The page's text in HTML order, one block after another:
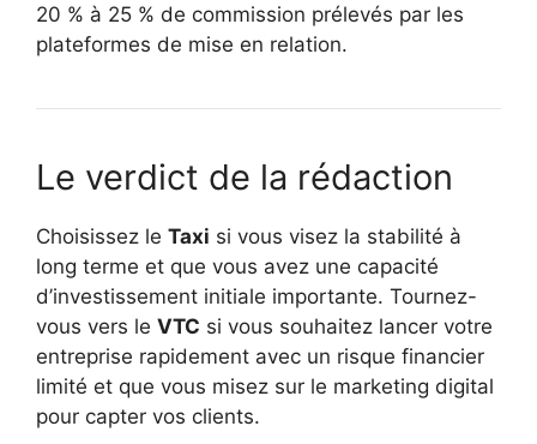
20 % à 25 % de commission prélevés par les
plateformes de mise en relation.
Le verdict de la rédaction
Choisissez le Taxi si vous visez la stabilité à
long terme et que vous avez une capacité
d’investissement initiale importante. Tournez-
vous vers le VTC si vous souhaitez lancer votre
entreprise rapidement avec un risque financier
limité et que vous misez sur le marketing digital
pour capter vos clients.